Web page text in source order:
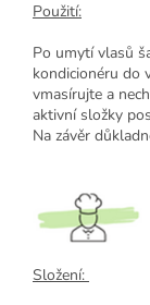
Použití:
Po umytí vlasů
kondicionéru do
vmasírujte a
aktivní složky
Na závěr
Složení: